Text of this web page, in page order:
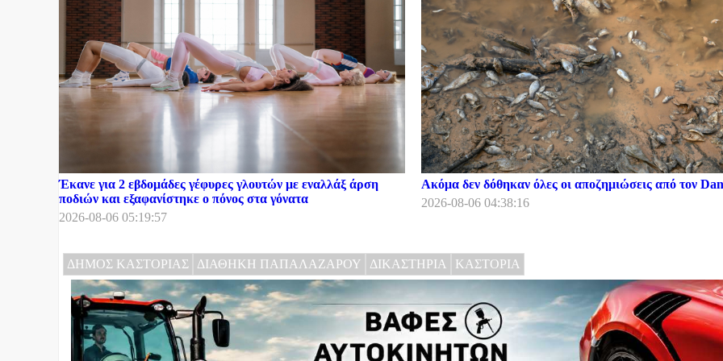
Έκανε για 2 εβδομάδες γέφυρες γλουτών με εναλλάξ άρση
ποδιών και εξαφανίστηκε ο πόνος στα γόνατα
2026-08-06 05:19:57
Ακόμα δεν δόθηκαν όλες οι αποζημιώσεις από τον
2026-08-06 04:38:16
ΔΗΜΟΣ ΚΑΣΤΟΡΙΑΣ ΔΙΑΘΗΚΗ ΠΑΠΑΛΑΖΑΡΟΥ ΔΙΚΑΣΤΗΡΙΑ ΚΑΣΤΟΡΙΑ